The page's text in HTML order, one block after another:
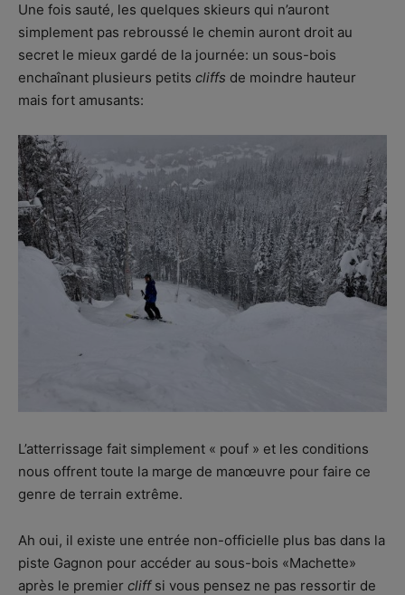
Une fois sauté, les quelques skieurs qui n’auront
simplement pas rebroussé le chemin auront droit au
secret le mieux gardé de la journée: un sous-bois
enchaînant plusieurs petits cliffs de moindre hauteur
mais fort amusants:
L’atterrissage fait simplement « pouf » et les conditions
nous offrent toute la marge de manœuvre pour faire ce
genre de terrain extrême.
Ah oui, il existe une entrée non-officielle plus bas dans la
piste Gagnon pour accéder au sous-bois «Machette»
après le premier cliffsi vous pensez ne pas ressortir de